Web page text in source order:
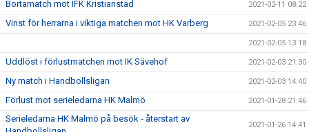
Bortamatch mot IFK Kristianstad 2021-02-11 08:22
Vinst för herrarna i viktiga matchen mot HK Varberg 2021-02-05 23:46
2021-02-05 13:18
Uddlöst i förlustmatchen mot IK Sävehof 2021-02-03 21:30
Ny match i Handbollsligan 2021-02-03 14:40
Förlust mot serieledarna HK Malmö 2021-01-28 21:46
Serieledarna HK Malmö på besök - återstart av
2021-01-26 14:41